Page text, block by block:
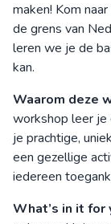
maken! Kom
de grens van
leren we je de
kan.
Waarom deze
workshop leer je
je prachtige,
een gezellige
iedereen
What’s in it for